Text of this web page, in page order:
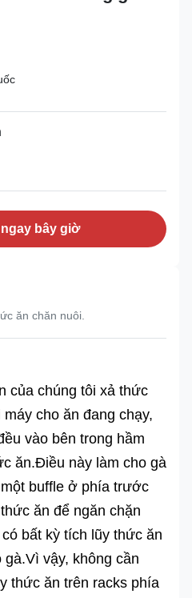
bây giờ
ăn chăn nuôi.
của chúng tôi xả thức
cho ăn đang chạy,
vào bên trong hầm
ăn.Điều này làm cho gà
buffle ở phía trước
ăn để ngăn chặn
bất kỳ tích lũy thức ăn
vậy, không cần
thức ăn trên racks phía